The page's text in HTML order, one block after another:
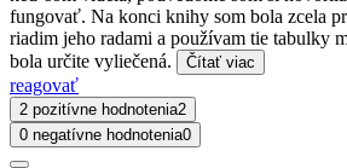
fungovať. Na konci knihy som bola zcela
riadim jeho radami a používam tie tabulky
bola určite vyliečená.
Čítať viac
reagovať
2 pozitívne hodnotenia2
0 negatívne hodnotenia0